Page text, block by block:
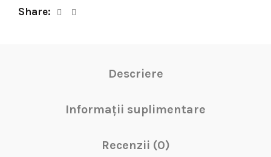
Share
Descriere
Informații suplimentare
Recenzii (0)